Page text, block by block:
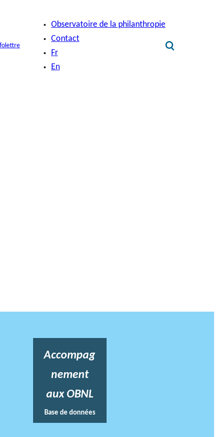
Observatoire de la philanthropie
Contact
Fr
En
Accompag
nement
aux OBNL
Base de données